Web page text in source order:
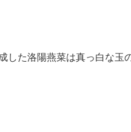
した洛陽燕菜は真っ白な玉